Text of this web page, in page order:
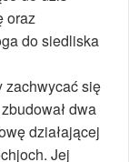
oraz
do siedliska
zachwycać się
dwa
działającej
Jej